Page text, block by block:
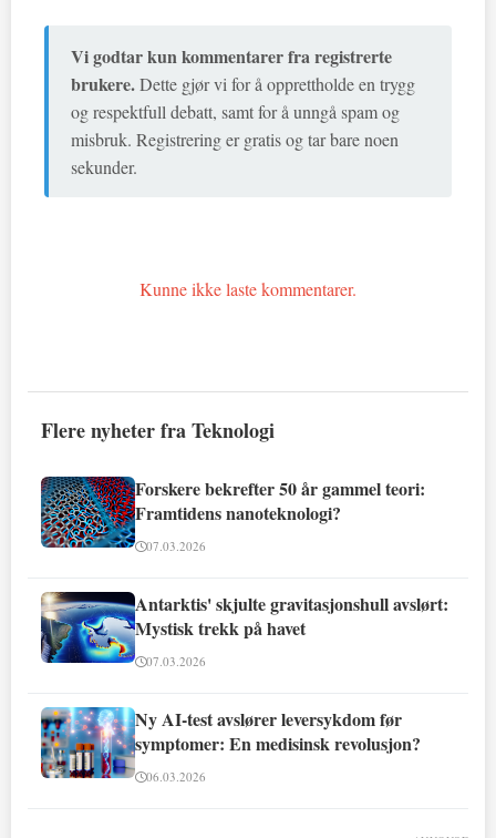
Vi godtar kun kommentarer fra registrerte
brukere.Dette gjør vi for å opprettholde en trygg
og respektfull debatt, samt for å unngå spam og
misbruk. Registrering er gratis og tar bare noen
sekunder.
Kunne ikke laste kommentarer.
Flere nyheter fra Teknologi
Forskere bekrefter 50 år gammel teori:
Framtidens nanoteknologi?
07.03.2026
Antarktis' skjulte gravitasjonshull avslørt:
Mystisk trekk på havet
07.03.2026
Ny AI-test avslører leversykdom før
symptomer: En medisinsk revolusjon?
06.03.2026